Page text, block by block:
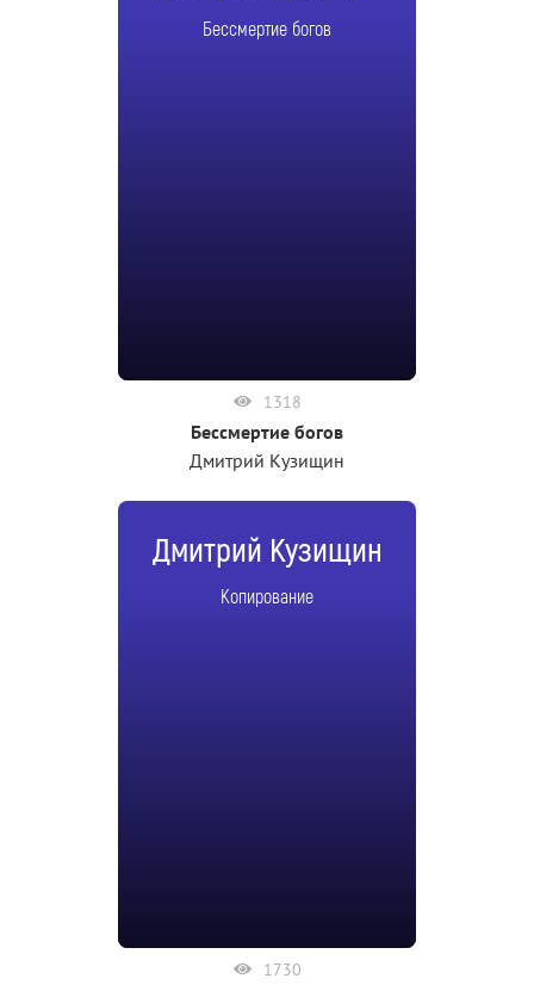
Бессмертие богов
1318
Бессмертие богов
Дмитрий Кузищин
Дмитрий Кузищин
Копирование
1730